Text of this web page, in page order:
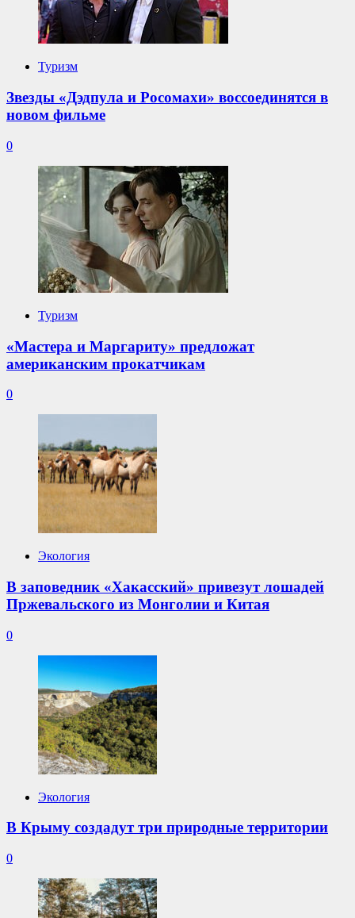
Туризм
Звезды «Дэдпула и Росомахи» воссоединятся в
новом фильме
0
Туризм
«Мастера и Маргариту» предложат
американским прокатчикам
0
Экология
В заповедник «Хакасский» привезут лошадей
Пржевальского из Монголии и Китая
0
Экология
В Крыму создадут три природные территории
0